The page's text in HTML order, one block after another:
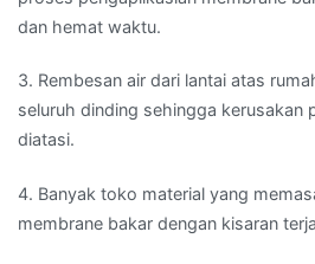
dan hemat waktu.
3. Rembesan air dari lantai atas
seluruh dinding sehingga kerusakan
diatasi.
4. Banyak toko material yang
membrane bakar dengan kisaran